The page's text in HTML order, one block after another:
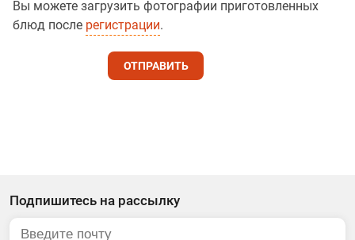
Вы можете загрузить фотографии приготовленных
блюд после регистрации.
ОТПРАВИТЬ
Подпишитесь на рассылку